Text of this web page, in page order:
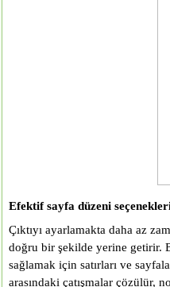
Efektif sayfa düzeni
Çıktıyı ayarlamakta daha az
doğru bir şekilde yerine getirir.
sağlamak için satırları ve
arasındaki çatışmalar çözülür,